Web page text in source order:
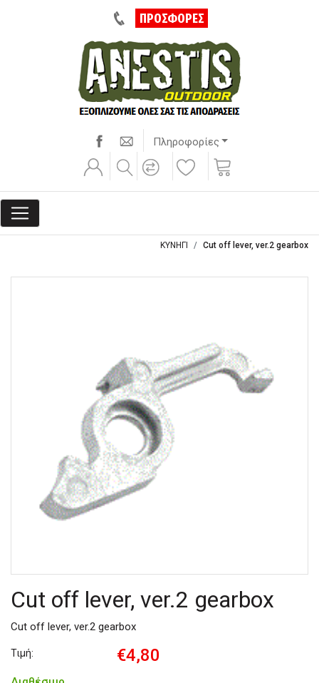
ΠΡΟΣΦΟΡΕΣ
Πληροφορίες
ΚΥΝΗΓΙ Cut off lever, ver.2 gearbox
Cut off lever, ver.2 gearbox
Cut off lever, ver.2 gearbox
Τιμή: €4,80